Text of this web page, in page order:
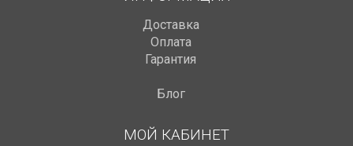
Доставка
Оплата
Гарантия
Блог
МОЙ КАБИНЕТ